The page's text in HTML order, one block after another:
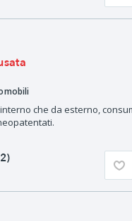
che da esterno,